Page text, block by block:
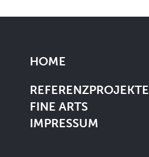
HOME
REFERENZPROJEKTE
FINE ARTS
IMPRESSUM